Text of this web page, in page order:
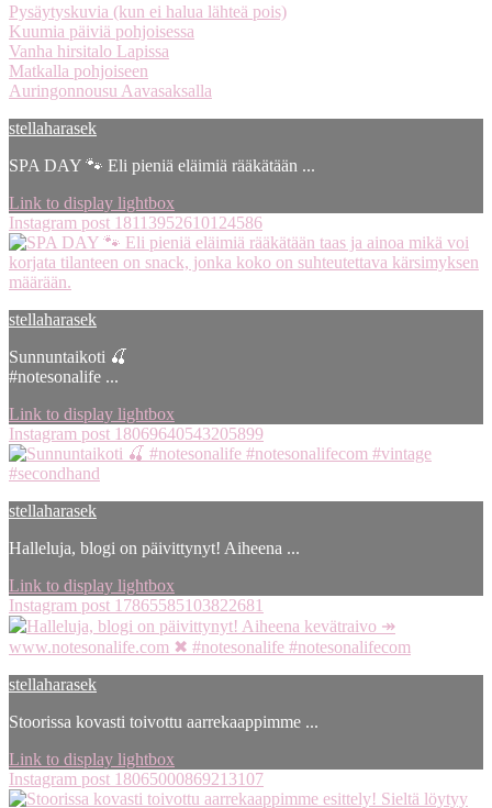
Pysäytyskuvia (kun ei halua lähteä pois)
Kuumia päiviä pohjoisessa
Vanha hirsitalo Lapissa
Matkalla pohjoiseen
Auringonnousu Aavasaksalla
stellaharasek
SPA DAY 🐾 Eli pieniä eläimiä rääkätään ...
Link to display lightbox
Instagram post 18113952610124586
stellaharasek
Sunnuntaikoti 🍒
#notesonalife ...
Link to display lightbox
Instagram post 18069640543205899
stellaharasek
Halleluja, blogi on päivittynyt! Aiheena ...
Link to display lightbox
Instagram post 17865585103822681
stellaharasek
Stoorissa kovasti toivottu aarrekaappimme ...
Link to display lightbox
Instagram post 18065000869213107